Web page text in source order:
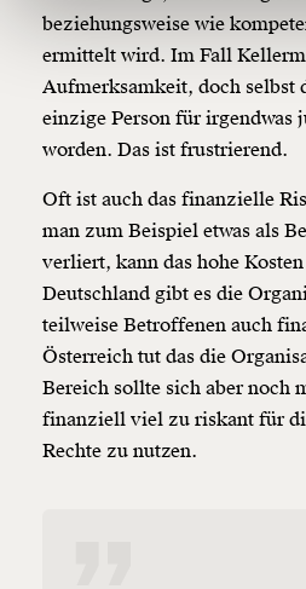
150€
Ich möchte meine
Du erhältst eine E-Mail
Geschenkurkunde im
ausdrucken oder
beziehungsweise wie
ermittelt wird. Im Fall
Aufmerksamkeit, doch selbst
einzige Person für irgendwas
worden. Das ist frustrierend.
Oft ist auch das finanzielle
man zum Beispiel etwas als
verliert, kann das hohe
Deutschland gibt es die
teilweise Betroffenen auch
Österreich tut das die
Bereich sollte sich aber noch
finanziell viel zu riskant für
Rechte zu nutzen.